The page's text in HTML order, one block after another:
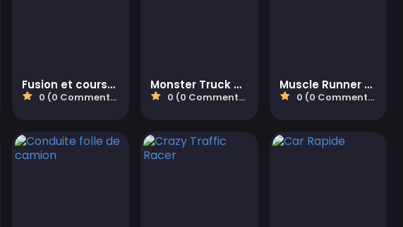
Fusion et course de bateaux
0 (0 Commentaires)
Monster Truck Wheels Winter
0 (0 Commentaires)
Muscle Runner Rush Race 3D
0 (0 Commentaires)